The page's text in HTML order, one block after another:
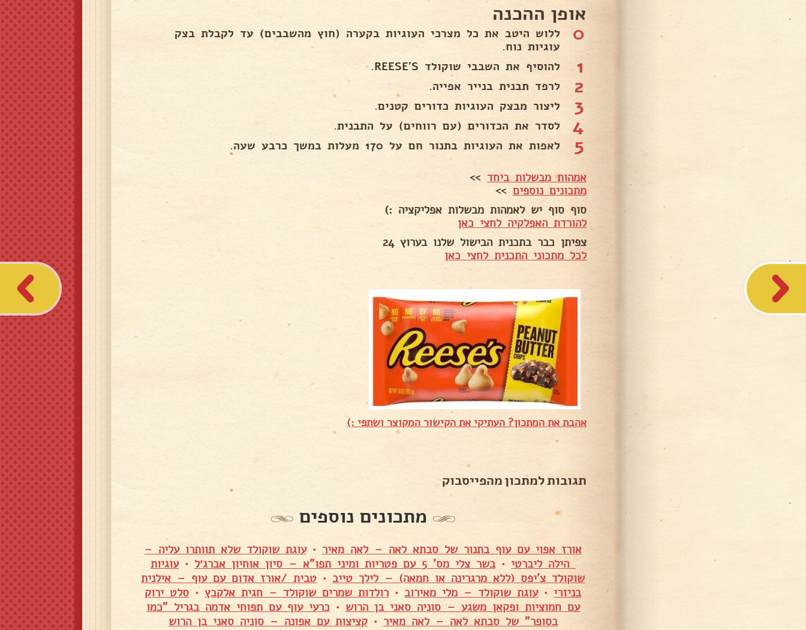
אופן ההכנה
0
ללוש היטב את כל מצרכי העוגיות בקערה (חוץ מהשבבים) עד לקבלת בצק
עוגיות נוח.
1 להוסיף את השבבי שוקולד REESE'S.
2 לרפד תבנית בנייר אפייה.
3 ליצור מבצק העוגיות כדורים קטנים.
4 לסדר את הכדורים (עם רווחים) על התבנית.
5 לאפות את העוגיות בתנור חם על 170 מעלות במשך כרבע שעה.
אמהות מבשלות ביחד >>
מתכונים נוספים>>
סוף סוף יש לאמהות מבשלות אפליקציה :)
להורדת האפלקיה לחצי כאן
צפיתן כבר בתכנית הבישול שלנו בערוץ 24
לכל מתכוני התכנית לחצי כאן
אהבת את המתכון? העתיקי את הקישור המקוצר ושתפי :)
תגובות למתכון מהפייסבוק
מתכונים נוספים
אורז אפוי עם עוף בתנור של סבתא לאה – לאה מאיר •עוגת שוקולד שלא תוותרו עליה –
הילה ליברטי •בשר צלי מס' 5 עם פטריות ומיני תפו"א – סיון אוחיון אברג׳ל •עוגיות
שוקולד צ'יפס (ללא מרגרינה או חמאה) – לילך טייב • טבית /אורז אדום עם עוף – אילנית
בניזרי •עוגת שוקולד – מלי מאירוב • רולדות שמרים שוקולד – חגית אלקבץ• סלט ירוק
עם חמוציות ופקאן משגע – סוניה סאני בן הרוש • כרעי עוף עם תפוחי אדמה בגריל "כמו
בסופר" של סבתא לאה – לאה מאיר •קציצות עם אפונה – סוניה סאני בן הרוש